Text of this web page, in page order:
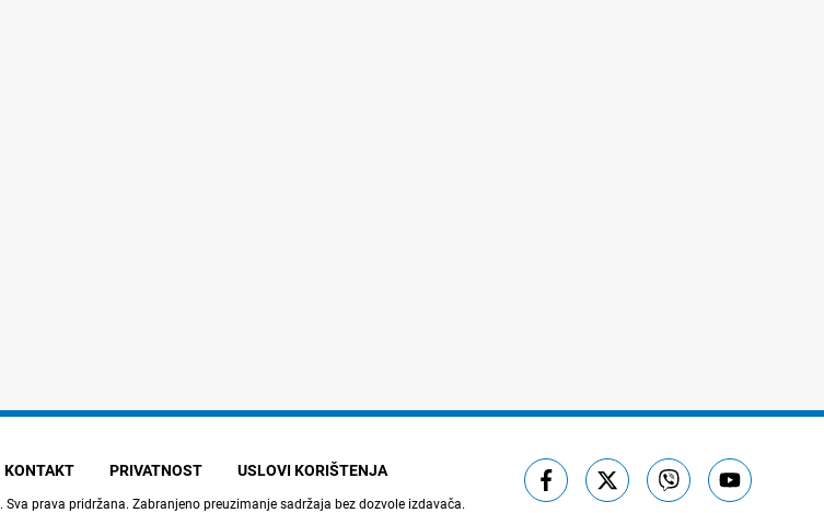
KONTAKT PRIVATNOST USLOVI KORIŠTENJA
. Sva prava pridržana. Zabranjeno preuzimanje sadržaja bez dozvole izdavača.